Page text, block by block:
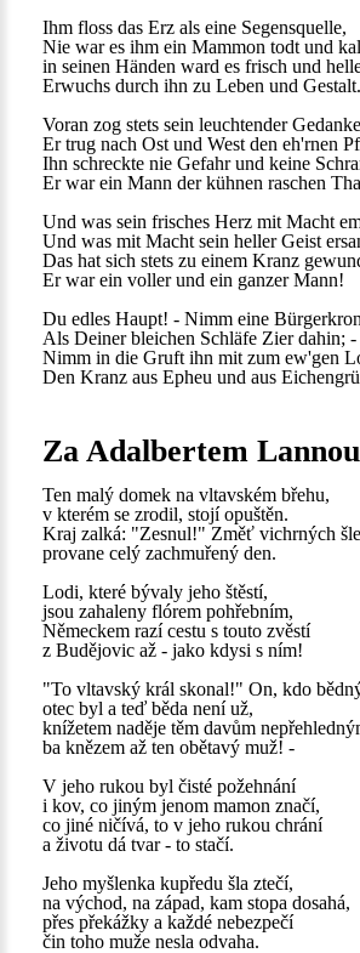
Ihm floss das Erz als eine Segensquelle,
Nie war es ihm ein Mammon todt und
in seinen Händen ward es frisch und
Erwuchs durch ihn zu Leben und Gestalt.
Voran zog stets sein leuchtender
Er trug nach Ost und West den eh'rnen
Ihn schreckte nie Gefahr und keine
Er war ein Mann der kühnen raschen
Und was sein frisches Herz mit Macht
Und was mit Macht sein heller Geist
Das hat sich stets zu einem Kranz
Er war ein voller und ein ganzer Mann!
Du edles Haupt! - Nimm eine
Als Deiner bleichen Schläfe Zier dahin; -
Nimm in die Gruft ihn mit zum ew'gen
Den Kranz aus Epheu und aus
Za Adalbertem Lannou
Ten malý domek na vltavském břehu,
v kterém se zrodil, stojí opuštěn.
Kraj zalká: "Zesnul!" Změť vichrných
provane celý zachmuřený den.
Lodi, které bývaly jeho štěstí,
jsou zahaleny flórem pohřebním,
Německem razí cestu s touto zvěstí
z Budějovic až - jako kdysi s ním!
"To vltavský král skonal!" On, kdo
otec byl a teď běda není už,
knížetem naděje těm davům
ba knězem až ten obětavý muž! -
V jeho rukou byl čisté požehnání
i kov, co jiným jenom mamon značí,
co jiné ničívá, to v jeho rukou chrání
a životu dá tvar - to stačí.
Jeho myšlenka kupředu šla ztečí,
na východ, na západ, kam stopa dosahá,
přes překážky a každé nebezpečí
čin toho muže nesla odvaha.